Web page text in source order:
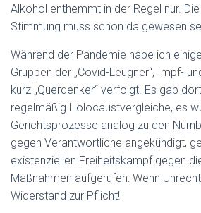
Alkohol enthemmt in der Regel nur.
Stimmung muss schon da gewesen
Während der Pandemie habe ich
Gruppen der „Covid-Leugner“, Impf-
kurz „Querdenker“ verfolgt. Es gab
regelmäßig Holocaustvergleiche, es
Gerichtsprozesse analog zu den
gegen Verantwortliche angekündigt,
existenziellen Freiheitskampf gegen
Maßnahmen aufgerufen: Wenn
Widerstand zur Pflicht!